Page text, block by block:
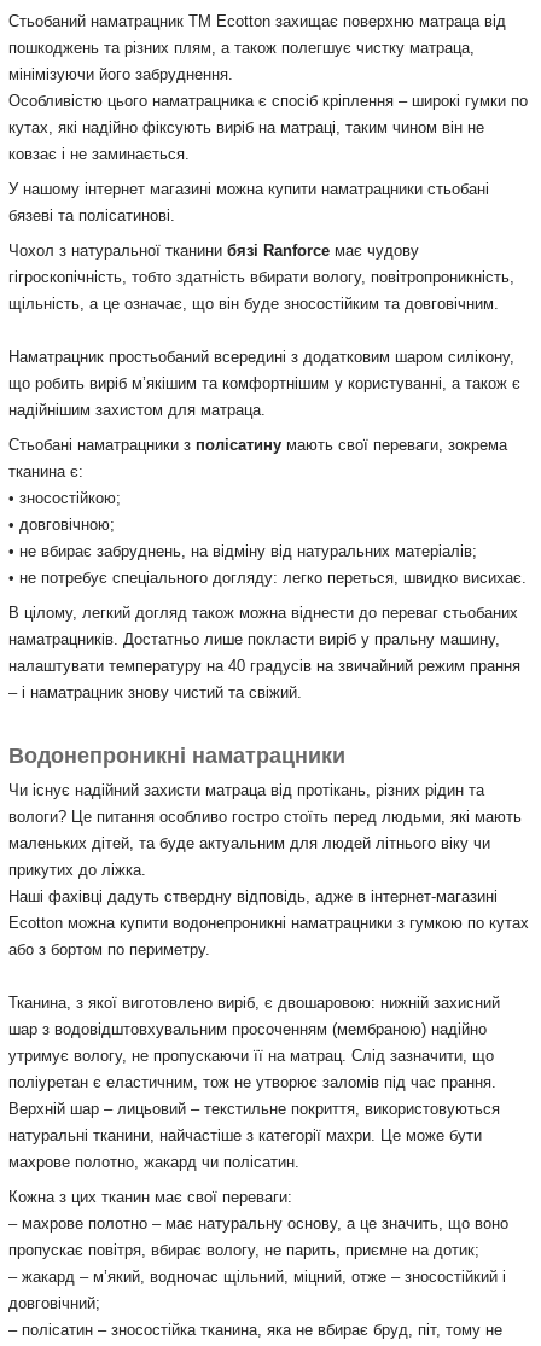
Стьобаний наматрацник ТМ Ecotton захищає поверхню матраца від
пошкоджень та різних плям, а також полегшує чистку матраца,
мінімізуючи його забруднення.
Особливістю цього наматрацника є спосіб кріплення – широкі гумки по
кутах, які надійно фіксують виріб на матраці, таким чином він не
ковзає і не заминається.
У нашому інтернет магазині можна купити наматрацники стьобані
бязеві та полісатинові.
Чохол з натуральної тканини бязі Ranforceмає чудову
гігроскопічність, тобто здатність вбирати вологу, повітропроникність,
щільність, а це означає, що він буде зносостійким та довговічним.
Наматрацник простьобаний всередині з додатковим шаром силікону,
що робить виріб м’якішим та комфортнішим у користуванні, а також є
надійнішим захистом для матраца.
Стьобані наматрацники з полісатинумають свої переваги, зокрема
тканина є:
• зносостійкою;
• довговічною;
• не вбирає забруднень, на відміну від натуральних матеріалів;
• не потребує спеціального догляду: легко переться, швидко висихає.
В цілому, легкий догляд також можна віднести до переваг стьобаних
наматрацників. Достатньо лише покласти виріб у пральну машину,
налаштувати температуру на 40 градусів на звичайний режим прання
– і наматрацник знову чистий та свіжий.
Водонепроникні наматрацники
Чи існує надійний захисти матраца від протікань, різних рідин та
вологи? Це питання особливо гостро стоїть перед людьми, які мають
маленьких дітей, та буде актуальним для людей літнього віку чи
прикутих до ліжка.
Наші фахівці дадуть ствердну відповідь, адже в інтернет-магазині
Ecotton можна купити водонепроникні наматрацники з гумкою по кутах
або з бортом по периметру.
Тканина, з якої виготовлено виріб, є двошаровою: нижній захисний
шар з водовідштовхувальним просоченням (мембраною) надійно
утримує вологу, не пропускаючи її на матрац. Слід зазначити, що
поліуретан є еластичним, тож не утворює заломів під час прання.
Верхній шар – лицьовий – текстильне покриття, використовуються
натуральні тканини, найчастіше з категорії махри. Це може бути
махрове полотно, жакард чи полісатин.
Кожна з цих тканин має свої переваги:
– махрове полотно – має натуральну основу, а це значить, що воно
пропускає повітря, вбирає вологу, не парить, приємне на дотик;
– жакард – м’який, водночас щільний, міцний, отже – зносостійкий і
довговічний;
– полісатин – зносостійка тканина, яка не вбирає бруд, піт, тому не